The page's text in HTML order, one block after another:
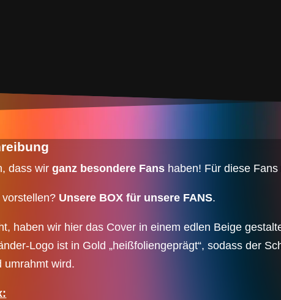
dass wirganz besondere Fans haben! Für diese
Unsere BOX für unsere FANS.
haben wir hier das Cover in einem edlen Beige
Logo ist in Gold „heißfoliengeprägt“, sodass der
umrahmt wird.